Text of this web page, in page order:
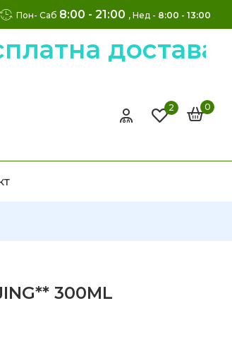
Пон- Саб 8:00 - 21:00 , Нед - 8:00 - 13:00
достава
2 0
300ML